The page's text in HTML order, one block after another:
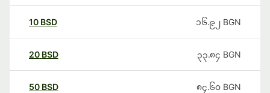
10 BSD ၁၆.၉၂ BGN
20 BSD ၃၃.၈၄ BGN
50 BSD ၈၄.၆၀ BGN